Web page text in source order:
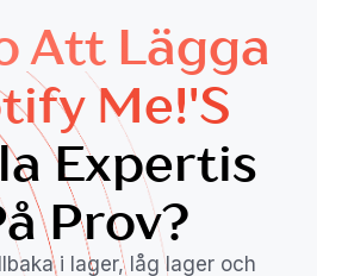
Att Lägga
Me!'s
Expertis
Prov?
i lager, låg lager och